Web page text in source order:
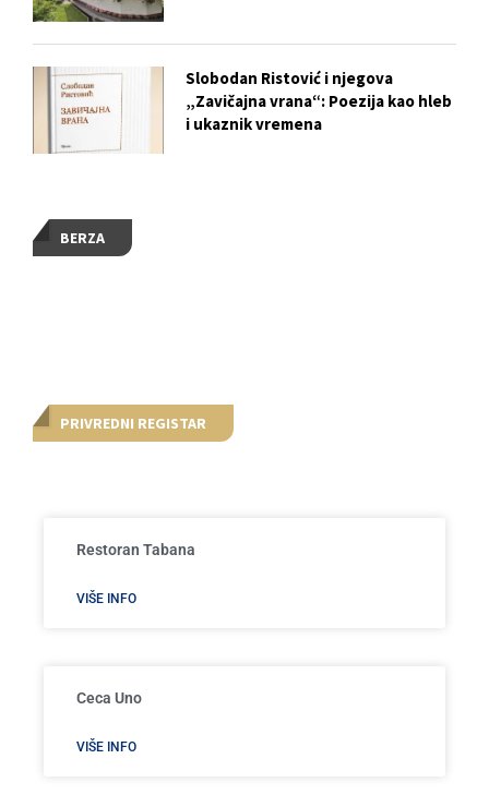
BERZA
PRIVREDNI REGISTAR
Restoran Tabana
VIŠE INFO
Ceca Uno
VIŠE INFO
Slobodan Ristović i njegova
„Zavičajna vrana“: Poezija kao hleb
i ukaznik vremena